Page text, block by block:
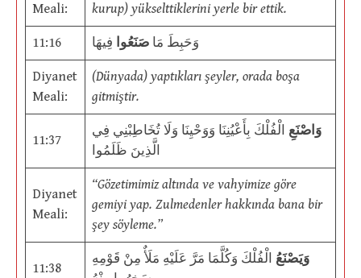
Meali:
kurup) yükselttiklerini yerle bir ettik.
11:16 وَحَبِطَ مَا صَنَعُوا فِيهَا
Diyanet
Meali:
(Dünyada) yaptıkları şeyler, orada boşa
gitmiştir.
11:37
وَاصْنَعِ الْفُلْكَ بِأَعْيُنِنَا وَوَحْيِنَا وَلَا تُخَاطِبْنِي فِي
الَّذِينَ ظَلَمُوا
Diyanet
Meali:
“Gözetimimiz altında ve vahyimize göre
gemiyi yap. Zulmedenler hakkında bana bir
şey söyleme.”
11:38
وَيَصْنَعُ الْفُلْكَ وَكُلَّمَا مَرَّ عَلَيْهِ مَلَأٌ مِنْ قَوْمِهِ